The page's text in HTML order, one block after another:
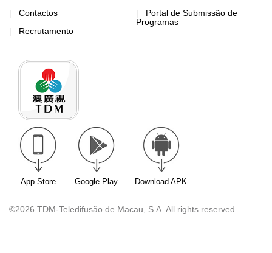
Contactos
Recrutamento
Portal de Submissão de
Programas
App Store Google Play Download APK
©2026 TDM-Teledifusão de Macau, S.A. All rights reserved